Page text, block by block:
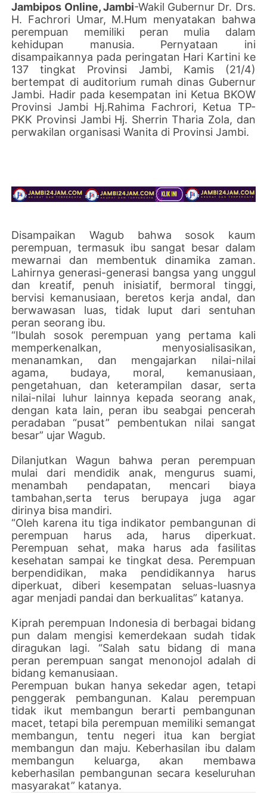
Jambipos Online, Jambi-Wakil Gubernur Dr. Drs.
H. Fachrori Umar, M.Hum menyatakan bahwa
perempuan memiliki peran mulia dalam
kehidupan manusia. Pernyataan ini
disampaikannya pada peringatan Hari Kartini ke
137 tingkat Provinsi Jambi, Kamis (21/4)
bertempat di auditorium rumah dinas Gubernur
Jambi. Hadir pada kesempatan ini Ketua BKOW
Provinsi Jambi Hj.Rahima Fachrori, Ketua TP-
PKK Provinsi Jambi Hj. Sherrin Tharia Zola, dan
perwakilan organisasi Wanita di Provinsi Jambi.
Disampaikan Wagub bahwa sosok kaum
perempuan, termasuk ibu sangat besar dalam
mewarnai dan membentuk dinamika zaman.
Lahirnya generasi-generasi bangsa yang unggul
dan kreatif, penuh inisiatif, bermoral tinggi,
bervisi kemanusiaan, beretos kerja andal, dan
berwawasan luas, tidak luput dari sentuhan
peran seorang ibu.
“Ibulah sosok perempuan yang pertama kali
memperkenalkan, menyosialisasikan,
menanamkan, dan mengajarkan nilai-nilai
agama, budaya, moral, kemanusiaan,
pengetahuan, dan keterampilan dasar, serta
nilai-nilai luhur lainnya kepada seorang anak,
dengan kata lain, peran ibu seabgai pencerah
peradaban “pusat” pembentukan nilai sangat
besar” ujar Wagub.
Dilanjutkan Wagun bahwa peran perempuan
mulai dari mendidik anak, mengurus suami,
menambah pendapatan, mencari biaya
tambahan,serta terus berupaya juga agar
dirinya bisa mandiri.
“Oleh karena itu tiga indikator pembangunan di
perempuan harus ada, harus diperkuat.
Perempuan sehat, maka harus ada fasilitas
kesehatan sampai ke tingkat desa. Perempuan
berpendidikan, maka pendidikannya harus
diperkuat, diberi kesempatan seluas-luasnya
agar menjadi pandai dan berkualitas” katanya.
Kiprah perempuan Indonesia di berbagai bidang
pun dalam mengisi kemerdekaan sudah tidak
diragukan lagi. “Salah satu bidang di mana
peran perempuan sangat menonojol adalah di
bidang kemanusiaan.
Perempuan bukan hanya sekedar agen, tetapi
penggerak pembangunan. Kalau perempuan
tidak ikut membangun berarti pembangunan
macet, tetapi bila perempuan memiliki semangat
membangun, tentu negeri itua kan bergiat
membangun dan maju. Keberhasilan ibu dalam
membangun keluarga, akan membawa
keberhasilan pembangunan secara keseluruhan
masyarakat” katanya.